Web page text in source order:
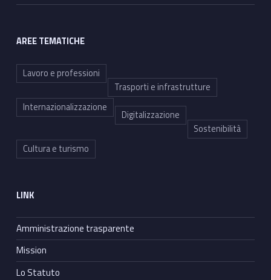
AREE TEMATICHE
Lavoro e professioni
Trasporti e infrastrutture
Internazionalizzazione
Digitalizzazione
Sostenibilità
Cultura e turismo
LINK
Amministrazione trasparente
Mission
Lo Statuto